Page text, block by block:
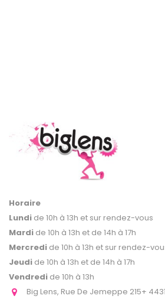
Horaire
Lundi de 10h à 13h et sur rendez-vous
Mardi de 10h à 13h et de 14h à 17h
Mercredi de 10h à 13h et sur rendez-
Jeudi de 10h à 13h et de 14h à 17h
Vendredi de 10h à 13h
Big Lens, Rue De Jemeppe 215+